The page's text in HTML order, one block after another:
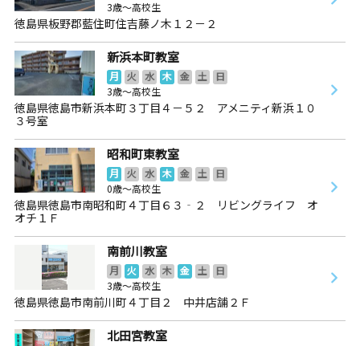
3歳～高校生
徳島県板野郡藍住町住吉藤ノ木１２－２
新浜本町教室
月 火 水 木 金 土
日
3歳～高校生
徳島県徳島市新浜本町３丁目４－５２ アメニティ新浜１０
３号室
昭和町東教室
月 火 水 木 金 土
日
0歳～高校生
徳島県徳島市南昭和町４丁目６３‐２ リビングライフ オ
オチ１Ｆ
南前川教室
月 火 水 木 金 土
日
3歳～高校生
徳島県徳島市南前川町４丁目２ 中井店舗２Ｆ
北田宮教室